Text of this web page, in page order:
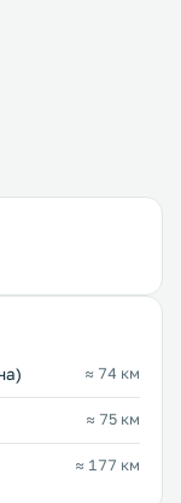
≈ 74 км
≈ 75 км
≈ 177 км